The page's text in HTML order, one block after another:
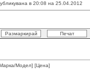
в 20:08 на 25.04.2012
Модел] [Цена]